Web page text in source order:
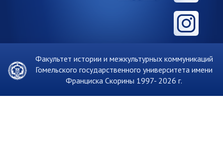
Факультет истории и межкультурных коммуникаций
Гомельского государственного университета имени
Франциска Скорины 1997- 2026 г.